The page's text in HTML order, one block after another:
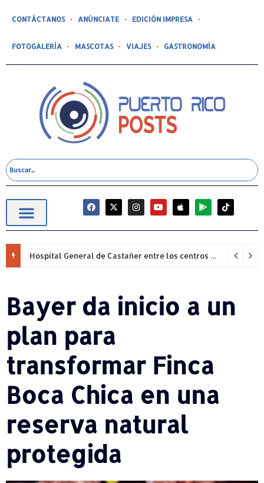
CONTÁCTANOS ANÚNCIATE EDICIÓN IMPRESA
FOTOGALERÍA MASCOTAS VIAJES GASTRONOMÍA
Hospital General de Castañer entre los centros de salud comunitarios con mejor desempeño clínico de Estados Unidos
Bayer da inicio a un
plan para
transformar Finca
Boca Chica en una
reserva natural
protegida